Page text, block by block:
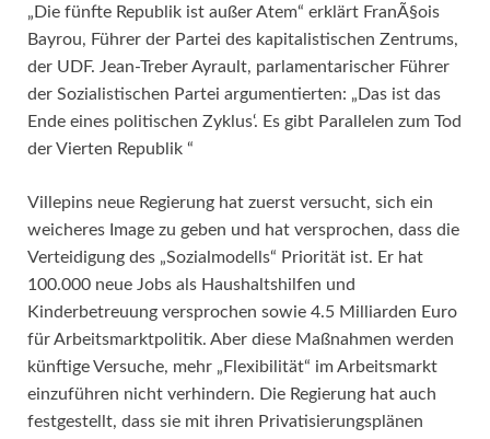
„Die fünfte Republik ist außer Atem“ erklärt FranÃ§ois
Bayrou, Führer der Partei des kapitalistischen Zentrums,
der UDF. Jean-Treber Ayrault, parlamentarischer Führer
der Sozialistischen Partei argumentierten: „Das ist das
Ende eines politischen Zyklus‘. Es gibt Parallelen zum Tod
der Vierten Republik “
Villepins neue Regierung hat zuerst versucht, sich ein
weicheres Image zu geben und hat versprochen, dass die
Verteidigung des „Sozialmodells“ Priorität ist. Er hat
100.000 neue Jobs als Haushaltshilfen und
Kinderbetreuung versprochen sowie 4.5 Milliarden Euro
für Arbeitsmarktpolitik. Aber diese Maßnahmen werden
künftige Versuche, mehr „Flexibilität“ im Arbeitsmarkt
einzuführen nicht verhindern. Die Regierung hat auch
festgestellt, dass sie mit ihren Privatisierungsplänen